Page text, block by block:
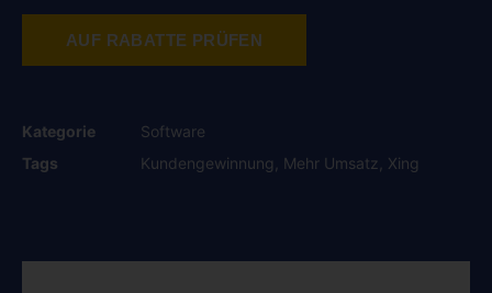
AUF RABATTE PRÜFEN
Kategorie
Software
Tags
Kundengewinnung Mehr Umsatz Xing